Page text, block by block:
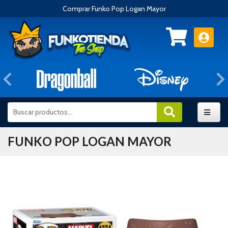
Comprar Funko Pop Logan Mayor
Anterior
FUNKO POP LOGAN MAYOR